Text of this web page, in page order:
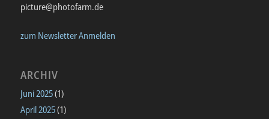
picture@photofarm.de
zum Newsletter Anmelden
ARCHIV
Juni 2025(1)
April 2025(1)